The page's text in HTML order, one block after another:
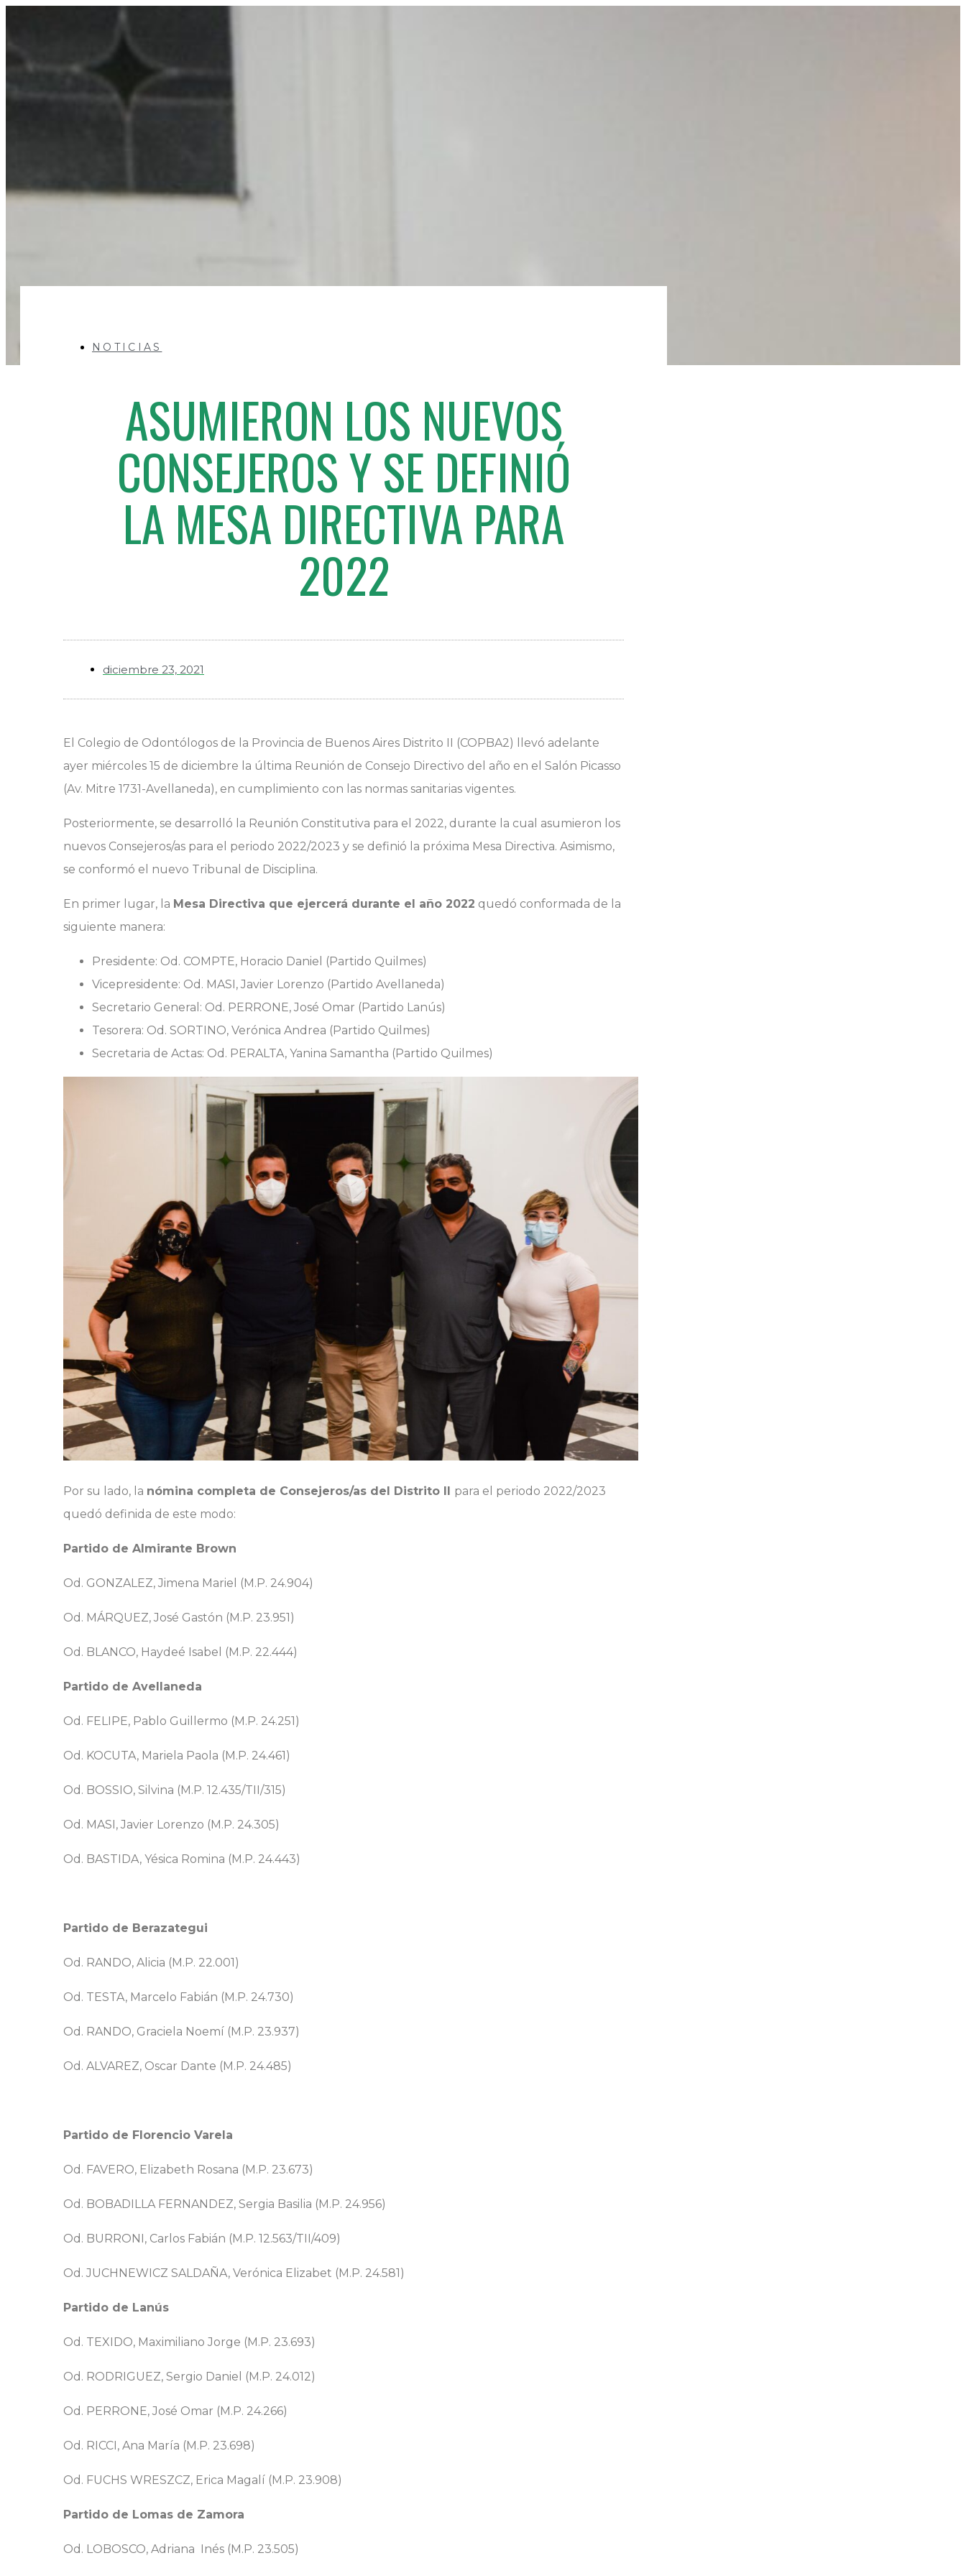
NOTICIAS
ASUMIERON LOS NUEVOS
CONSEJEROS Y SE DEFINIÓ
LA MESA DIRECTIVA PARA
2022
diciembre 23, 2021
El Colegio de Odontólogos de la Provincia de Buenos Aires Distrito II (COPBA2) llevó adelante
ayer miércoles 15 de diciembre la última Reunión de Consejo Directivo del año en el Salón Picasso
(Av. Mitre 1731-Avellaneda), en cumplimiento con las normas sanitarias vigentes.
Posteriormente, se desarrolló la Reunión Constitutiva para el 2022, durante la cual asumieron los
nuevos Consejeros/as para el periodo 2022/2023 y se definió la próxima Mesa Directiva. Asimismo,
se conformó el nuevo Tribunal de Disciplina.
En primer lugar, la Mesa Directiva que ejercerá durante el año 2022 quedó conformada de la
siguiente manera:
Presidente: Od. COMPTE, Horacio Daniel (Partido Quilmes)
Vicepresidente: Od. MASI, Javier Lorenzo (Partido Avellaneda)
Secretario General: Od. PERRONE, José Omar (Partido Lanús)
Tesorera: Od. SORTINO, Verónica Andrea (Partido Quilmes)
Secretaria de Actas: Od. PERALTA, Yanina Samantha (Partido Quilmes)
Por su lado, la nómina completa de Consejeros/as del Distrito II para el periodo 2022/2023
quedó definida de este modo:
Partido de Almirante Brown
Od. GONZALEZ, Jimena Mariel (M.P. 24.904)
Od. MÁRQUEZ, José Gastón (M.P. 23.951)
Od. BLANCO, Haydeé Isabel (M.P. 22.444)
Partido de Avellaneda
Od. FELIPE, Pablo Guillermo (M.P. 24.251)
Od. KOCUTA, Mariela Paola (M.P. 24.461)
Od. BOSSIO, Silvina (M.P. 12.435/TII/315)
Od. MASI, Javier Lorenzo (M.P. 24.305)
Od. BASTIDA, Yésica Romina (M.P. 24.443)
Partido de Berazategui
Od. RANDO, Alicia (M.P. 22.001)
Od. TESTA, Marcelo Fabián (M.P. 24.730)
Od. RANDO, Graciela Noemí (M.P. 23.937)
Od. ALVAREZ, Oscar Dante (M.P. 24.485)
Partido de Florencio Varela
Od. FAVERO, Elizabeth Rosana (M.P. 23.673)
Od. BOBADILLA FERNANDEZ, Sergia Basilia (M.P. 24.956)
Od. BURRONI, Carlos Fabián (M.P. 12.563/TII/409)
Od. JUCHNEWICZ SALDAÑA, Verónica Elizabet (M.P. 24.581)
Partido de Lanús
Od. TEXIDO, Maximiliano Jorge (M.P. 23.693)
Od. RODRIGUEZ, Sergio Daniel (M.P. 24.012)
Od. PERRONE, José Omar (M.P. 24.266)
Od. RICCI, Ana María (M.P. 23.698)
Od. FUCHS WRESZCZ, Erica Magalí (M.P. 23.908)
Partido de Lomas de Zamora
Od. LOBOSCO, Adriana Inés (M.P. 23.505)